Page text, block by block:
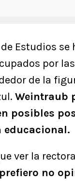
de Estudios
por
de la
Weintraub
posibles
ver la
no